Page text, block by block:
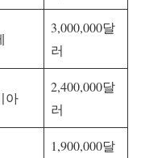
3,000,000달
러
아
2,400,000달
러
1,900,000달